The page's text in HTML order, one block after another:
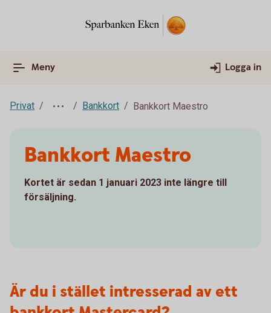
Meny Logga in
Privat Bankkort Bankkort Maestro
Bankkort Maestro
Kortet är sedan 1 januari 2023 inte längre till
försäljning.
Är du i stället intresserad av ett